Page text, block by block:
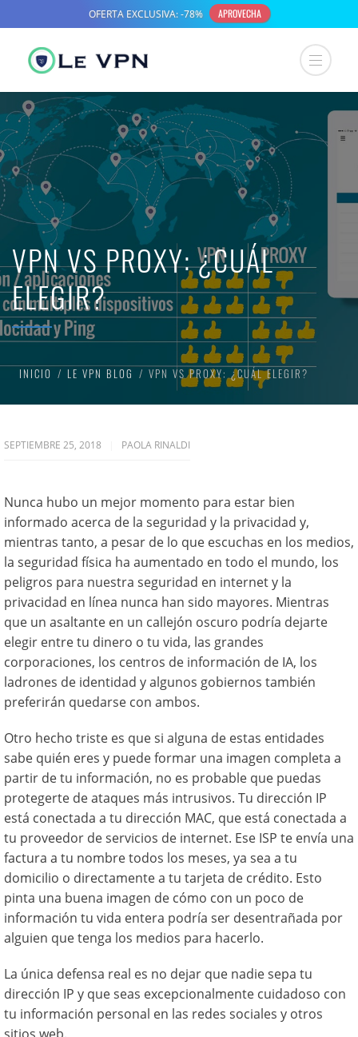
VPN VS PROXY: ¿CUÁL
ELEGIR?
INICIO LE VPN BLOG VPN VS PROXY: ¿CUÁL ELEGIR?
SEPTIEMBRE 25, 2018 PAOLA RINALDI
Nunca hubo un mejor momento para estar bien
informado acerca de la seguridad y la privacidad y,
mientras tanto, a pesar de lo que escuchas en los medios,
la seguridad física ha aumentado en todo el mundo, los
peligros para nuestra seguridad en internet y la
privacidad en línea nunca han sido mayores. Mientras
que un asaltante en un callejón oscuro podría dejarte
elegir entre tu dinero o tu vida, las grandes
corporaciones, los centros de información de IA, los
ladrones de identidad y algunos gobiernos también
preferirán quedarse con ambos.
Otro hecho triste es que si alguna de estas entidades
sabe quién eres y puede formar una imagen completa a
partir de tu información, no es probable que puedas
protegerte de ataques más intrusivos. Tu dirección IP
está conectada a tu dirección MAC, que está conectada a
tu proveedor de servicios de internet. Ese ISP te envía una
factura a tu nombre todos los meses, ya sea a tu
domicilio o directamente a tu tarjeta de crédito. Esto
pinta una buena imagen de cómo con un poco de
información tu vida entera podría ser desentrañada por
alguien que tenga los medios para hacerlo.
La única defensa real es no dejar que nadie sepa tu
dirección IP y que seas excepcionalmente cuidadoso con
tu información personal en las redes sociales y otros